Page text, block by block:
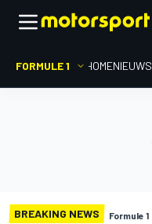
FORMULE 1 HOMENIEUWS
BREAKING NEWS Formule 1